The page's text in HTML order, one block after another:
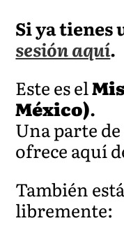
Si ya tienes
sesión aquí.
Este es el
México).
Una parte
ofrece aquí
También
libremente: